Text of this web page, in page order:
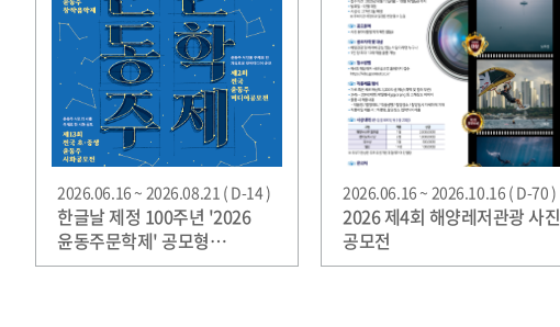
2026.06.16 ~ 2026.08.21 ( D-14 )
한글날 제정 100주년 '2026
윤동주문학제' 공모형
프로그램 참여자 모집
2026.06.16 ~ 2026.10.16 ( D-70 )
2026 제4회 해양레저관광 사진
공모전